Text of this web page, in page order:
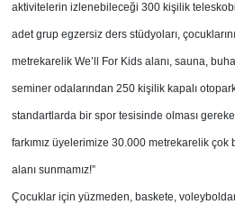
aktivitelerin izlenebileceği 300 kişilik
adet grup egzersiz ders stüdyoları,
metrekarelik We’ll For Kids alanı, sauna,
seminer odalarından 250 kişilik kapalı
standartlarda bir spor tesisinde olması
farkımız üyelerimize 30.000 metrekarelik
alanı sunmamız!”
Çocuklar için yüzmeden, baskete,